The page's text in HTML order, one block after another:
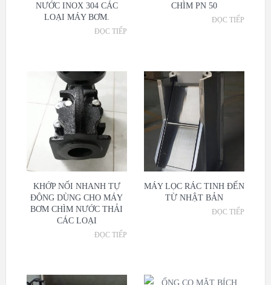
NƯỚC INOX 304 CÁC
LOẠI MÁY BƠM.
ĐỌC TIẾP
CHÌM PN 50
ĐỌC TIẾP
KHỚP NỐI NHANH TỰ
ĐỘNG DÙNG CHO MÁY
BƠM CHÌM NƯỚC THẢI
CÁC LOẠI
ĐỌC TIẾP
MÁY LỌC RÁC TINH ĐẾN
TỪ NHẬT BẢN
ĐỌC TIẾP